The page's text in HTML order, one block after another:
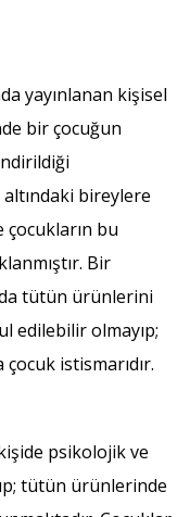
yayınlanan kişisel
bir çocuğun
bireylere
bu
Bir
tütün ürünlerini
edilebilir olmayıp;
istismarıdır.
psikolojik ve
tütün ürünlerinde